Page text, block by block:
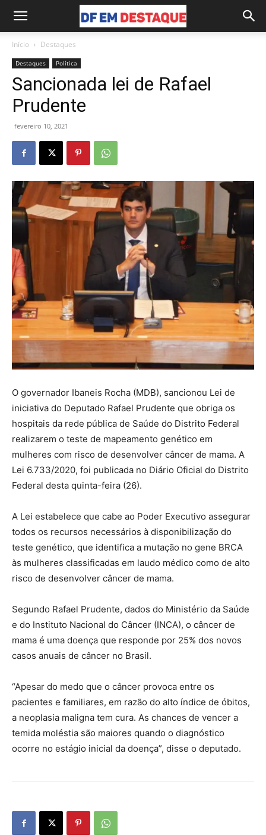
Início Destaques
Destaques Política
Sancionada lei de Rafael
Prudente
fevereiro 10, 2021
O governador Ibaneis Rocha (MDB), sancionou Lei de
iniciativa do Deputado Rafael Prudente que obriga os
hospitais da rede pública de Saúde do Distrito Federal
realizarem o teste de mapeamento genético em
mulheres com risco de desenvolver câncer de mama. A
Lei 6.733/2020, foi publicada no Diário Oficial do Distrito
Federal desta quinta-feira (26).
A Lei estabelece que cabe ao Poder Executivo assegurar
todos os recursos necessários à disponibilização do
teste genético, que identifica a mutação no gene BRCA
às mulheres classificadas em laudo médico como de alto
risco de desenvolver câncer de mama.
Segundo Rafael Prudente, dados do Ministério da Saúde
e do Instituto Nacional do Câncer (INCA), o câncer de
mama é uma doença que responde por 25% dos novos
casos anuais de câncer no Brasil.
“Apesar do medo que o câncer provoca entre os
pacientes e familiares, em razão do alto índice de óbitos,
a neoplasia maligna tem cura. As chances de vencer a
temida moléstia são maiores quando o diagnóstico
ocorre no estágio inicial da doença”, disse o deputado.